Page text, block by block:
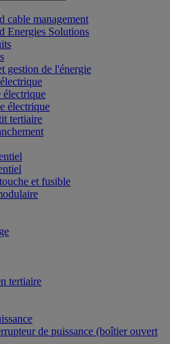
cable management
Energies Solutions
gestion de l'énergie
électrique
électrique
tertiaire
et fusible
tertiaire
de puissance (boîtier ouvert